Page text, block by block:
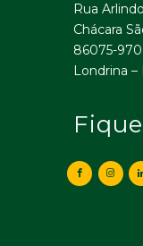
Rua
Chácara
86075-970
Londrina –